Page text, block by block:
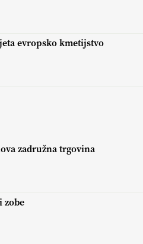
evropsko kmetijstvo
zadružna trgovina
zobe